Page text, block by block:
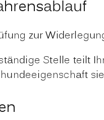
zur
Stelle teilt